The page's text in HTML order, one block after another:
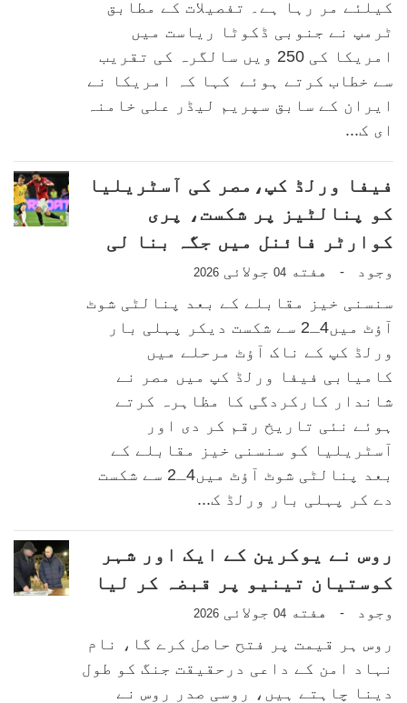
کیلئے مر رہا ہے۔ تفصیلات کے مطابق
ٹرمپ نے جنوبی ڈکوٹا ریاست میں
امریکا کی 250 ویں سالگرہ کی تقریب
سے خطاب کرتے ہوئے کہا کہ امریکا نے
ایران کے سابق سپریم لیڈر علی خامنہ
ای ک...
فیفا ورلڈ کپ،مصر کی آسٹریلیا
کو پنالٹیز پر شکست، پری
کوارٹر فائنل میں جگہ بنا لی
وجود - هفته 04 جولائی 2026
سنسنی خیز مقابلے کے بعد پنالٹی شوٹ
آؤٹ میں4ـ2 سے شکست دیکر پہلی بار
ورلڈ کپ کے ناک آؤٹ مرحلے میں
کامیابی فیفا ورلڈ کپ میں مصر نے
شاندار کارکردگی کا مظاہرہ کرتے
ہوئے نئی تاریخ رقم کر دی اور
آسٹریلیا کو سنسنی خیز مقابلے کے
بعد پنالٹی شوٹ آؤٹ میں4ـ2 سے شکست
دے کر پہلی بار ورلڈ ک...
روس نے یوکرین کے ایک اور شہر
کوستیان تینیو پر قبضہ کر لیا
وجود - هفته 04 جولائی 2026
روس ہر قیمت پر فتح حاصل کرے گا، نام
نہاد امن کے داعی درحقیقت جنگ کو طول
دینا چاہتے ہیں، روسی صدر روس نے